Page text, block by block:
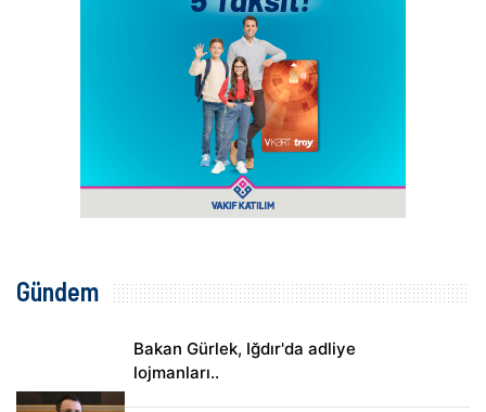
Gündem
Bakan Gürlek, Iğdır'da adliye
lojmanları..